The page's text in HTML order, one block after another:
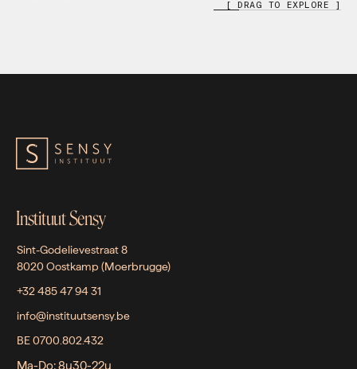
[ DRAG TO EXPLORE ]
Instituut Sensy
Sint-Godelievestraat 8
8020 Oostkamp (Moerbrugge)
+32 485 47 94 31
info@instituutsensy.be
BE 0700.802.432
Ma-Do: 8u30-22u